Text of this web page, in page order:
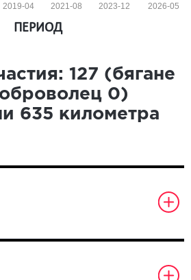
2026-05
2023-12
2021-08
2019-04
ПЕРИОД
127 (бягане
0)
635 километра